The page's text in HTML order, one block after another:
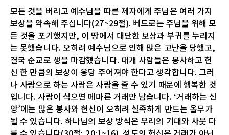
모든 것을 버리고 예수님을 따른 제자에게 주님은 여러 가지
보상을 약속해 주십니다(27~29절). 베드로는 주님을 위해 모
든 것을 포기했지만, 이 땅에서 대단한 보상과 부귀를 누리지
는 못했습니다. 오히려 예수님으로 인해 많은 고난을 당했고,
결국 순교로 생을 마감했습니다. 대개 사람들은 봉사하고 헌
신 한 만큼의 보상이 응당 주어져야 한다고 생각합니다. 그러
나 사랑으로 하는 사람은 사랑을 줄 수 있기 때문에 행복한 것
입니다. 사랑이 식으면 메마른 거래만 남습니다. ‘거래하는 신
앙’에는 많은 봉사와 헌신이 오히려 실족하게 만드는 올무가
될 수 있습니다. 하나님의 보상 방식은 우리의 기대와 사뭇 다